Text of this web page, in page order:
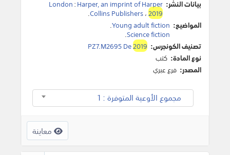
بيانات النشر:
London:Harper, an imprint of Harper
Collins Publishers،2019
.
المواضيع: Young adult fiction
.
Science fiction
.
تصنيف الكونجرس:
PZ7.M2695 De2019
نوع المادة: كتب
المصدر: فرع عبري
مجموع الأوعية المتوفرة : 1
معاينة